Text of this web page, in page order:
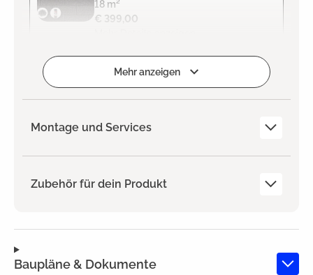
18 m²
€ 399,00
HinzugefügtMehr anzeigen
Montage und Services
Zubehör für dein Produkt
Baupläne & Dokumente